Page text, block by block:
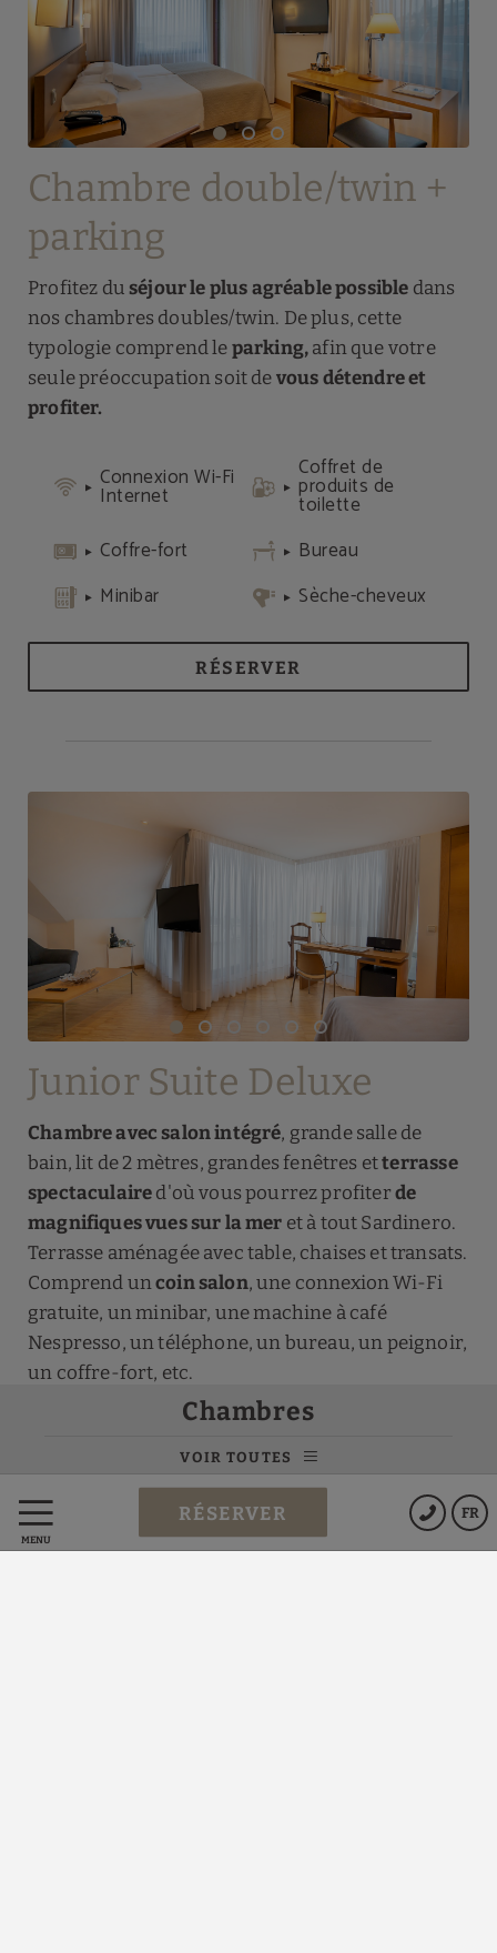
MENU
FR
RÉSERVER
Chambres
VOIR TOUTES
Chambre double/twin +
parking
Profitez du séjour le plus agréable possible dans
nos chambres doubles/twin. De plus, cette
typologie comprend leparking,afin que votre
seule préoccupation soit devous détendre et
profiter.
Connexion Wi-Fi
Internet
Coffret de
produits de
toilette
Coffre-fort
Bureau
Minibar
Sèche-cheveux
RÉSERVER
Junior Suite Deluxe
Chambre avec salon intégré, grande salle de
bain, lit de 2 mètres, grandes fenêtres etterrasse
spectaculaired'où vous pourrez profiterde
magnifiques vues sur la mer et à tout Sardinero.
Terrasse aménagée avec table, chaises et transats.
Comprend uncoin salon, une connexion Wi-Fi
gratuite, un minibar, une machine à café
Nespresso, un téléphone, un bureau, un peignoir,
un coffre-fort, etc.
Coffre-fort
Bureau
Minibar
Téléphone